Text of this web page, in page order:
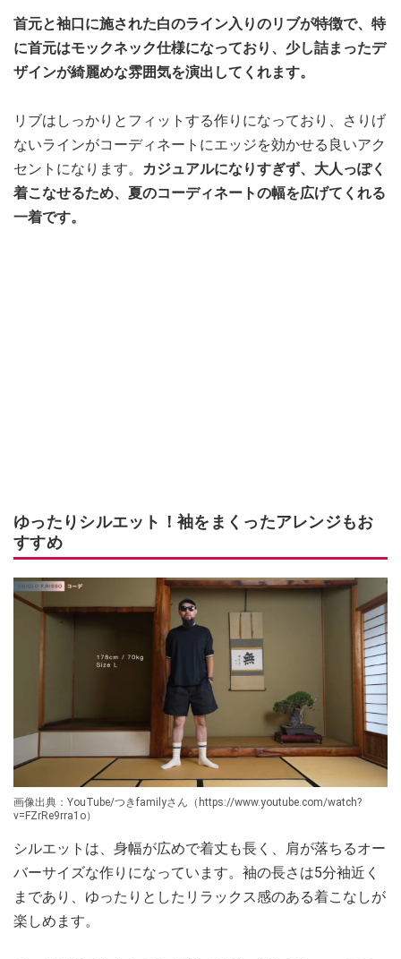
首元と袖口に施された白のライン入りのリブが特徴で、特
に首元はモックネック仕様になっており、少し詰まったデ
ザインが綺麗めな雰囲気を演出してくれます。
リブはしっかりとフィットする作りになっており、さりげ
ないラインがコーディネートにエッジを効かせる良いアク
セントになります。
カジュアルになりすぎず、大人っぽく
着こなせるため、夏のコーディネートの幅を広げてくれる
一着です。
ゆったりシルエット！袖をまくったアレンジもお
すすめ
画像出典：YouTube/つきfamilyさん（https://www.youtube.com/watch?
v=FZrRe9rra1o）
シルエットは、身幅が広めで着丈も長く、肩が落ちるオー
バーサイズな作りになっています。袖の長さは5分袖近く
まであり、ゆったりとしたリラックス感のある着こなしが
楽しめます。